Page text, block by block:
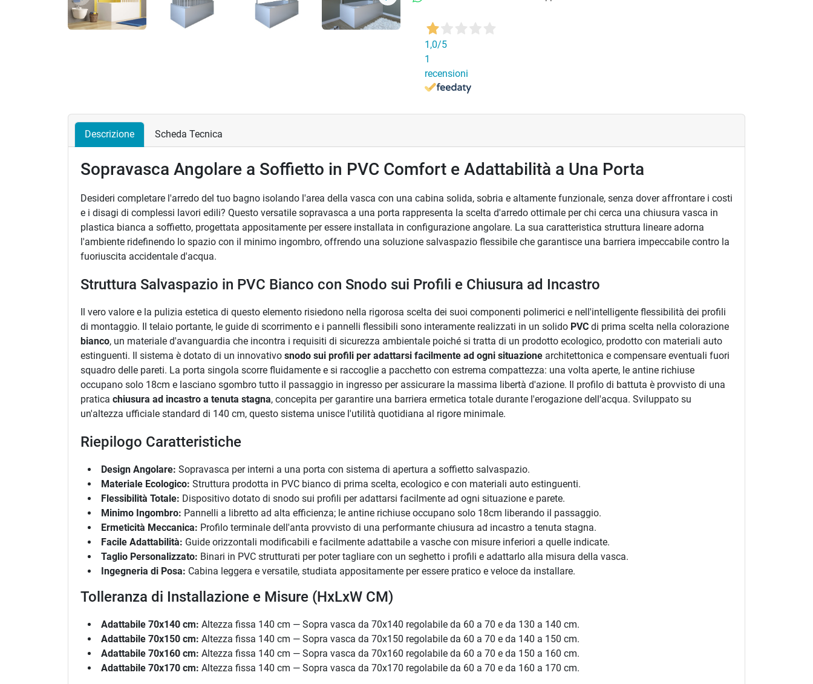
1,0/5
1
recensioni
Descrizione Scheda Tecnica
Sopravasca Angolare a Soffietto in PVC Comfort e Adattabilità a Una Porta
Desideri completare l'arredo del tuo bagno isolando l'area della vasca con una cabina solida, sobria e altamente funzionale, senza dover affrontare i costi
e i disagi di complessi lavori edili? Questo versatile sopravasca a una porta rappresenta la scelta d'arredo ottimale per chi cerca una chiusura vasca in
plastica bianca a soffietto, progettata appositamente per essere installata in configurazione angolare. La sua caratteristica struttura lineare adorna
l'ambiente ridefinendo lo spazio con il minimo ingombro, offrendo una soluzione salvaspazio flessibile che garantisce una barriera impeccabile contro la
fuoriuscita accidentale d'acqua.
Struttura Salvaspazio in PVC Bianco con Snodo sui Profili e Chiusura ad Incastro
Il vero valore e la pulizia estetica di questo elemento risiedono nella rigorosa scelta dei suoi componenti polimerici e nell'intelligente flessibilità dei profili
di montaggio. Il telaio portante, le guide di scorrimento e i pannelli flessibili sono interamente realizzati in un solido PVC di prima scelta nella colorazione
bianco, un materiale d'avanguardia che incontra i requisiti di sicurezza ambientale poiché si tratta di un prodotto ecologico, prodotto con materiali auto
estinguenti. Il sistema è dotato di un innovativo snodo sui profili per adattarsi facilmente ad ogni situazione architettonica e compensare eventuali fuori
squadro delle pareti. La porta singola scorre fluidamente e si raccoglie a pacchetto con estrema compattezza: una volta aperte, le antine richiuse
occupano solo 18cm e lasciano sgombro tutto il passaggio in ingresso per assicurare la massima libertà d'azione. Il profilo di battuta è provvisto di una
pratica chiusura ad incastro a tenuta stagna, concepita per garantire una barriera ermetica totale durante l'erogazione dell'acqua. Sviluppato su
un'altezza ufficiale standard di 140 cm, questo sistema unisce l'utilità quotidiana al rigore minimale.
Riepilogo Caratteristiche
Design Angolare: Sopravasca per interni a una porta con sistema di apertura a soffietto salvaspazio.
Materiale Ecologico: Struttura prodotta in PVC bianco di prima scelta, ecologico e con materiali auto estinguenti.
Flessibilità Totale: Dispositivo dotato di snodo sui profili per adattarsi facilmente ad ogni situazione e parete.
Minimo Ingombro: Pannelli a libretto ad alta efficienza; le antine richiuse occupano solo 18cm liberando il passaggio.
Ermeticità Meccanica: Profilo terminale dell'anta provvisto di una performante chiusura ad incastro a tenuta stagna.
Facile Adattabilità: Guide orizzontali modificabili e facilmente adattabile a vasche con misure inferiori a quelle indicate.
Taglio Personalizzato: Binari in PVC strutturati per poter tagliare con un seghetto i profili e adattarlo alla misura della vasca.
Ingegneria di Posa: Cabina leggera e versatile, studiata appositamente per essere pratico e veloce da installare.
Tolleranza di Installazione e Misure (HxLxW CM)
Adattabile 70x140 cm: Altezza fissa 140 cm — Sopra vasca da 70x140 regolabile da 60 a 70 e da 130 a 140 cm.
Adattabile 70x150 cm: Altezza fissa 140 cm — Sopra vasca da 70x150 regolabile da 60 a 70 e da 140 a 150 cm.
Adattabile 70x160 cm: Altezza fissa 140 cm — Sopra vasca da 70x160 regolabile da 60 a 70 e da 150 a 160 cm.
Adattabile 70x170 cm: Altezza fissa 140 cm — Sopra vasca da 70x170 regolabile da 60 a 70 e da 160 a 170 cm.